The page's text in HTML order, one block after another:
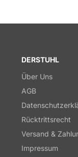
DERSTUHL
Über Uns
AGB
Rücktrittsrecht
Versand &
Impressum